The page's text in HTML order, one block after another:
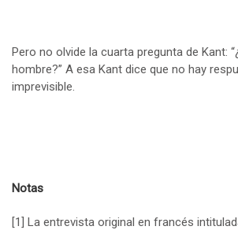
Pero no olvide la cuarta pregunta de Kant:
hombre?” A esa Kant dice que no hay
imprevisible.
Notas
[1] La entrevista original en francés